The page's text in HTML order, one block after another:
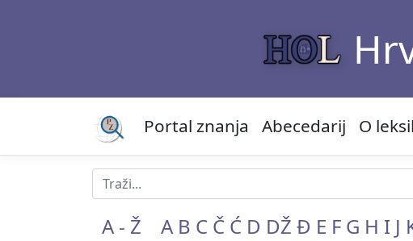
Portal znanja Abecedarij O
A - Ž A B C Č Ć D DŽ Đ E F G H I J